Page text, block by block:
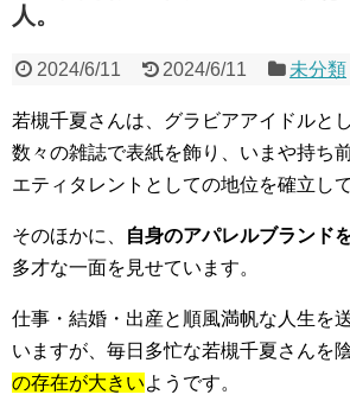
人。
2024/6/11 2024/6/11 未分類
若槻千夏さんは、グラビアアイドルと
数々の雑誌で表紙を飾り、いまや持ち
エティタレントとしての地位を確立し
そのほかに、 自身のアパレルブランド
多才な一面を見せています。
仕事・結婚・出産と順風満帆な人生を
いますが、毎日多忙な若槻千夏さんを
の存在が大きいようです。